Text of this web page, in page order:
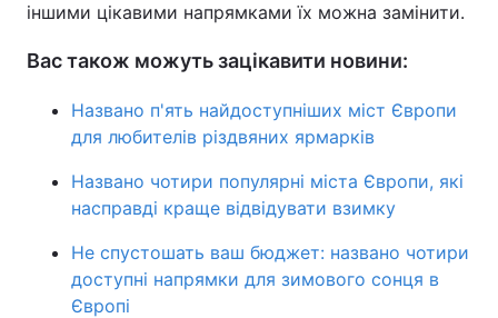
іншими цікавими напрямками їх можна замінити.
Вас також можуть зацікавити новини:
Названо п'ять найдоступніших міст Європи
для любителів різдвяних ярмарків
Названо чотири популярні міста Європи, які
насправді краще відвідувати взимку
Не спустошать ваш бюджет: названо чотири
доступні напрямки для зимового сонця в
Європі